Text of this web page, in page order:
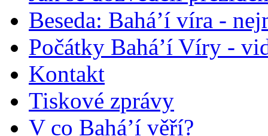
Beseda: Bahá’í víra -
Počátky Bahá’í Víry -
Kontakt
Tiskové zprávy
V co Bahá’í věří?